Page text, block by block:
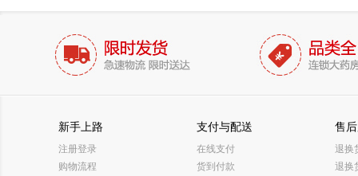
新手上路
注册登录
购物流程
支付与配送
在线支付
货到付款
售
退换
退换